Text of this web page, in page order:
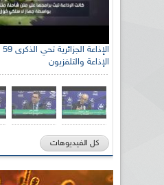
الإذاعة والتلفزيون
كل الفيديوهات